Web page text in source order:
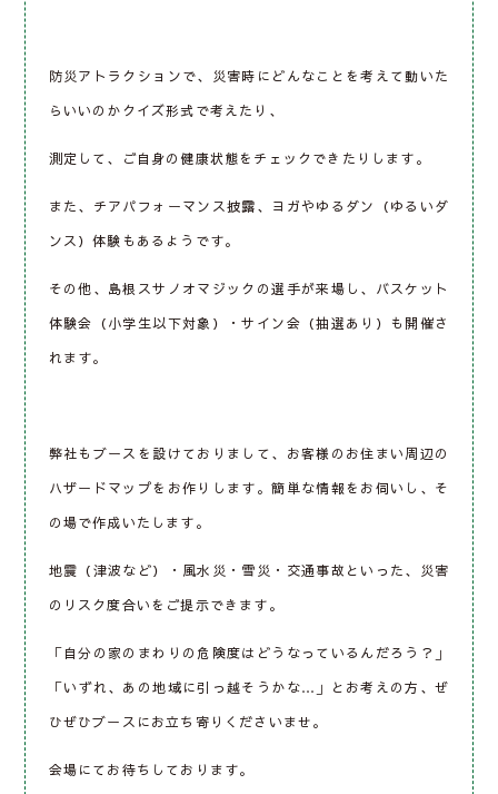
防災アトラクションで、災害時にどんなことを考えて動いた
らいいのかクイズ形式で考えたり、
測定して、ご自身の健康状態をチェックできたりします。
また、チアパフォーマンス披露、ヨガやゆるダン（ゆるいダ
ンス）体験もあるようです。
その他、島根スサノオマジックの選手が来場し、バスケット
体験会（小学生以下対象）・サイン会（抽選あり）も開催さ
れます。
弊社もブースを設けておりまして、お客様のお住まい周辺の
ハザードマップをお作りします。簡単な情報をお伺いし、そ
の場で作成いたします。
地震（津波など）・風水災・雪災・交通事故といった、災害
のリスク度合いをご提示できます。
「自分の家のまわりの危険度はどうなっているんだろう？」
「いずれ、あの地域に引っ越そうかな…」とお考えの方、ぜ
ひぜひブースにお立ち寄りくださいませ。
会場にてお待ちしております。